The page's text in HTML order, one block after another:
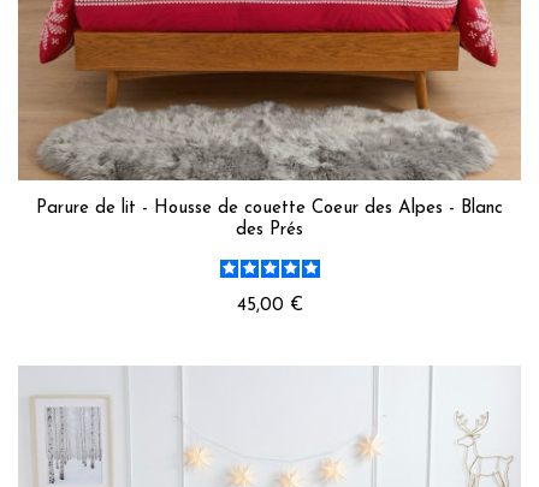
Parure de lit - Housse de couette Coeur des Alpes - Blanc
des Prés
45,00 €